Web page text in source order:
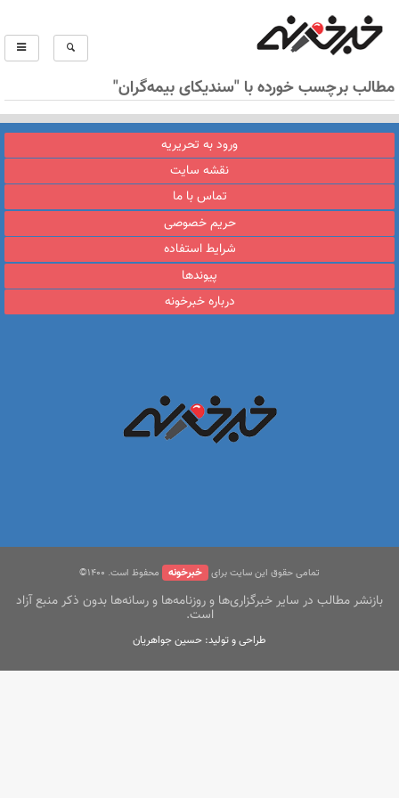
مطالب برچسب خورده با "سندیکای بیمه‌گران"
ورود به تحریریه
نقشه سایت
تماس با ما
حریم خصوصی
شرایط استفاده
پیوندها
درباره خبرخونه
تمامی حقوق این سایت برای خبرخونه محفوظ است. ۱400©
بازنشر مطالب در سایر خبرگزاری‌ها و روزنامه‌ها و رسانه‌ها بدون ذکر منبع آزاد
است.
طراحی و تولید: حسین جواهریان